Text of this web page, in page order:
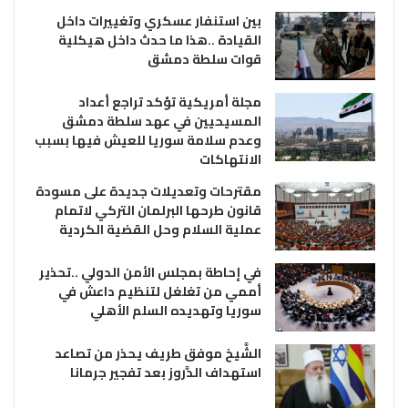
بين استنفار عسكري وتغييرات داخل
القيادة ..هذا ما حدث داخل هيكلية
قوات سلطة دمشق
مجلة أمريكية تؤكد تراجع أعداد
المسيحيين في عهد سلطة دمشق
وعدم سلامة سوريا للعيش فيها بسبب
الانتهاكات
مقترحات وتعديلات جديدة على مسودة
قانون طرحها البرلمان التركي لاتمام
عملية السلام وحل القضية الكردية
في إحاطة بمجلس الأمن الدولي ..تحذير
أممي من تغلغل لتنظيم داعش في
سوريا وتهديده السلم الأهلي
الشَّيخ موفق طريف يحذر من تصاعد
استهداف الدَّروز بعد تفجير جرمانا